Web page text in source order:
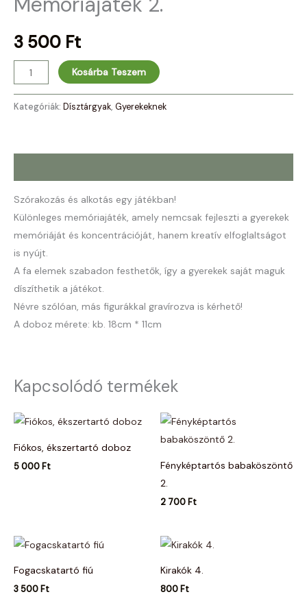
3 500 Ft
Kosárba Teszem
Kategóriák: Dísztárgyak, Gyerekeknek
Szórakozás és alkotás egy játékban!
Különleges memóriajáték, amely nemcsak fejleszti a gyerekek
memóriáját és koncentrációját, hanem kreatív elfoglaltságot
is nyújt.
A fa elemek szabadon festhetők, így a gyerekek saját maguk
díszíthetik a játékot.
Névre szólóan, más figurákkal gravírozva is kérhető!
A doboz mérete: kb. 18cm * 11cm
Kapcsolódó termékek
Fiókos, ékszertartó doboz
5 000 Ft
Fényképtartós babaköszöntő
2.
2 700 Ft
Fogacskatartó fiú
3 500 Ft
Kirakók 4.
800 Ft